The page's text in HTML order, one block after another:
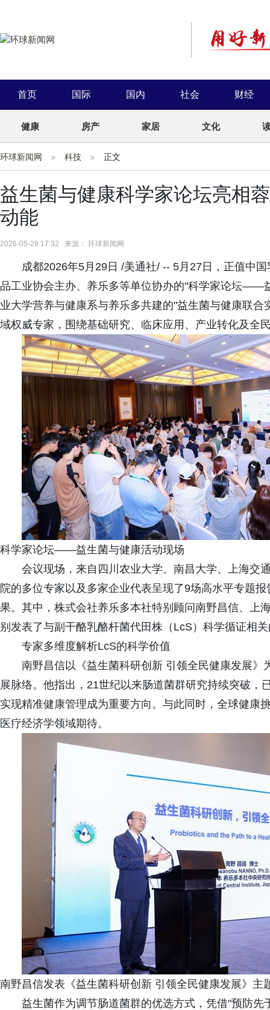
首页 国际 国内 社会 财经
健康 房产 家居 文化
环球新闻网 科技 正文
益生菌与健康科学家论坛亮相
动能
2026-05-29 17:32 来源： 环球新闻网
成都2026年5月29日 /美通社/ -- 5月27日，正值中
品工业协会主办、养乐多等单位协办的"科学家论坛——
业大学营养与健康系与养乐多共建的"益生菌与健康联
域权威专家，围绕基础研究、临床应用、产业转化及全
科学家论坛——益生菌与健康活动现场
会议现场，来自四川农业大学、南昌大学、上海交
院的多位专家以及多家企业代表呈现了9场高水平专题
果。其中，株式会社养乐多本社特别顾问南野昌信、上
别发表了与副干酪乳酪杆菌代田株（LcS）科学循证相
专家多维度解析LcS的科学价值
南野昌信以《益生菌科研创新 引领全民健康发展
展脉络。他指出，21世纪以来肠道菌群研究持续突破，
实现精准健康管理成为重要方向。与此同时，全球健康
医疗经济学领域期待。
南野昌信发表《益生菌科研创新 引领全民健康发展》主
益生菌作为调节肠道菌群的优选方式，凭借"预防